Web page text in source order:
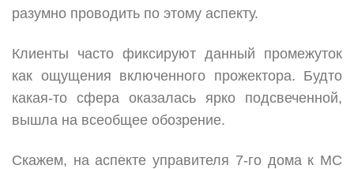
разумно проводить по этому аспекту.
Клиенты часто фиксируют данный промежуток
как ощущения включенного прожектора. Будто
какая-то сфера оказалась ярко подсвеченной,
вышла на всеобщее обозрение.
Скажем, на аспекте управителя 7-го дома к МС